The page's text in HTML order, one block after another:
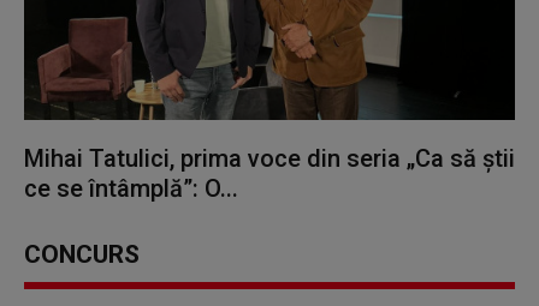
Mihai Tatulici, prima voce din seria „Ca să știi
ce se întâmplă”: O...
CONCURS